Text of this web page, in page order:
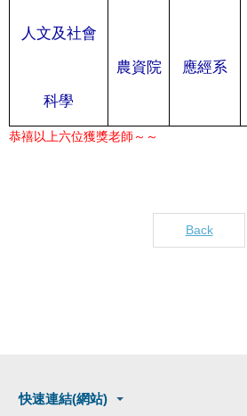
人文及社會
科學
農資院 應經系
恭禧以上六位獲獎老師～～
Back
快速連結(網站)